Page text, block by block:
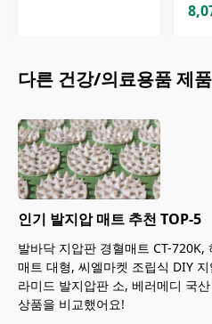
다른 건강/의료용품제
인기 발지압 매트 추천 TOP-5
발바닥 지압판 경혈매트 CT-
매트 대형, 씨엘마켓 조립식 DIY
라미드 발지압판 소, 베러메디 국
상품을 비교했어요!